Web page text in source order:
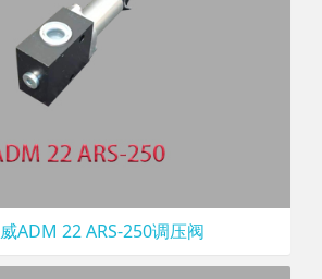
ADM 22 ARS-250调压阀